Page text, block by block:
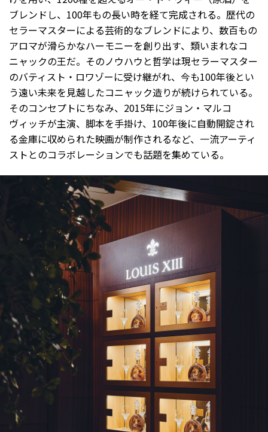
ブレンドし、100年もの長い時を経て完成される。歴代の
セラーマスターによる芸術的なブレンドにより、数百もの
アロマが滑らかなハーモニーを創り出す、類いまれなコ
ニャックの王だ。そのノウハウと哲学は現セラーマスター
のバティスト・ロワゾーに受け継がれ、今も100年後とい
う遠い未来を見越したコニャック造りが続けられている。
そのコンセプトにちなみ、2015年にジョン・マルコ
ヴィッチが主演、脚本を手掛け、100年後に自動開錠され
る金庫に収められた映画が制作されるなど、一流アーティ
ストとのコラボレーションでも話題を集めている。